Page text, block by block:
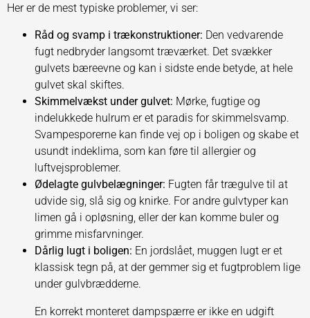
Her er de mest typiske problemer, vi ser:
Råd og svamp i trækonstruktioner: Den vedvarende
fugt nedbryder langsomt træværket. Det svækker
gulvets bæreevne og kan i sidste ende betyde, at hele
gulvet skal skiftes.
Skimmelvækst under gulvet: Mørke, fugtige og
indelukkede hulrum er et paradis for skimmelsvamp.
Svampesporerne kan finde vej op i boligen og skabe et
usundt indeklima, som kan føre til allergier og
luftvejsproblemer.
Ødelagte gulvbelægninger: Fugten får trægulve til at
udvide sig, slå sig og knirke. For andre gulvtyper kan
limen gå i opløsning, eller der kan komme buler og
grimme misfarvninger.
Dårlig lugt i boligen: En jordslået, muggen lugt er et
klassisk tegn på, at der gemmer sig et fugtproblem lige
under gulvbrædderne.
En korrekt monteret dampspærre er ikke en udgift